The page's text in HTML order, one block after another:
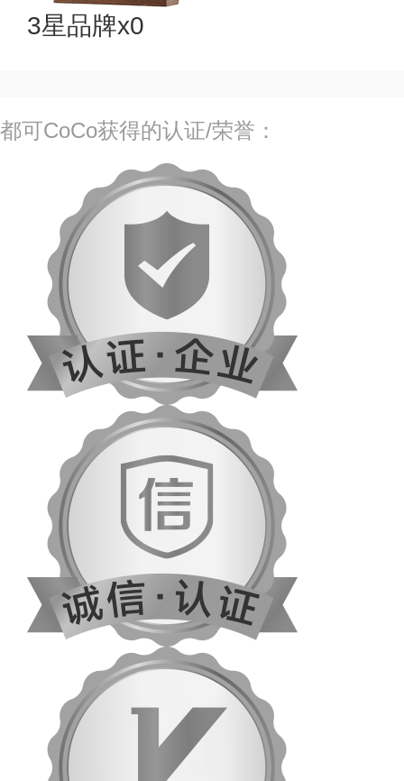
3星品牌x0
都可CoCo获得的认证/荣誉：